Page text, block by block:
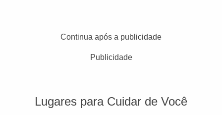
Continua após a publicidade
Publicidade
Lugares para Cuidar de Você